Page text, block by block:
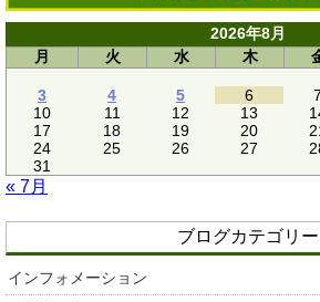
2026年8月
月
火 水 木
3
4 5 6 7
10
11 12 13
17
18 19 20
24
25 26 27
31
« 7月
ブログカテゴリー
インフォメーション